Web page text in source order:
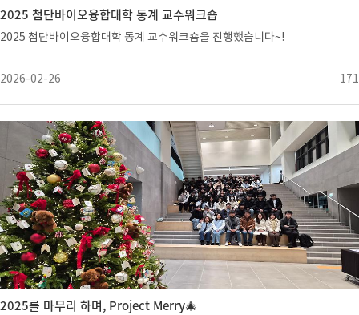
2025 첨단바이오융합대학 동계 교수워크숍
2025 첨단바이오융합대학 동계 교수워크숍을 진행했습니다~!
2026-02-26 171
2025를 마무리 하며, Project Merry🎄